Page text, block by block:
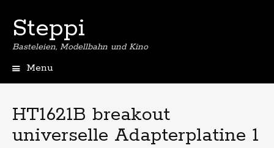
Steppi
Basteleien, Modellbahn und Kino
Menu
content
HT1621B breakout
universelle Adapterplatine 1